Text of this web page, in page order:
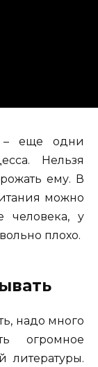
– еще одни
Нельзя
ему. В
можно
человека, у
плохо.
надо много
огромное
литературы.